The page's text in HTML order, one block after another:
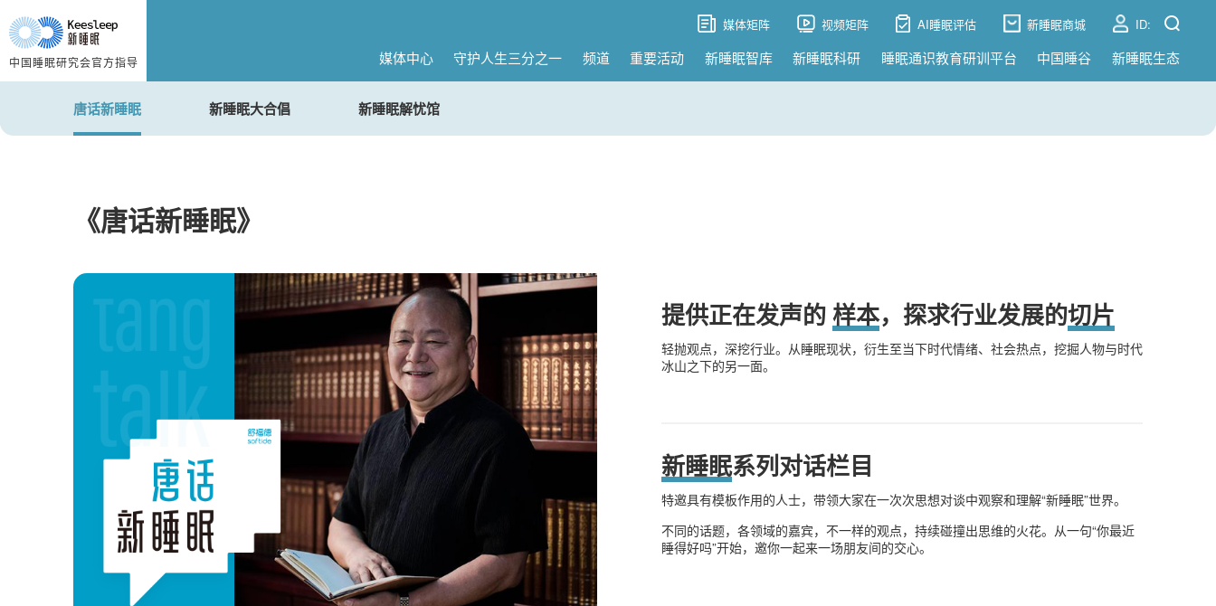
中国睡眠研究会官方指导
媒体矩阵 视频矩阵 AI睡眠评估 新睡眠商城 ID:
媒体中心 守护人生三分之一 频道 重要活动 新睡眠智库 新睡眠科研 睡眠通识教育研训平台 中国睡谷 新睡眠生态
唐话新睡眠 新睡眠大合倡 新睡眠解忧馆
《唐话新睡眠》
提供正在发声的样本，探求行业发展的切片
轻抛观点，深挖行业。从睡眠现状，衍生至当下时代情绪、社会热点，挖掘人物与时代
冰山之下的另一面。
新睡眠系列对话栏目
特邀具有模板作用的人士，带领大家在一次次思想对谈中观察和理解“新睡眠”世界。
不同的话题，各领域的嘉宾，不一样的观点，持续碰撞出思维的火花。从一句“你最近
睡得好吗”开始，邀你一起来一场朋友间的交心。